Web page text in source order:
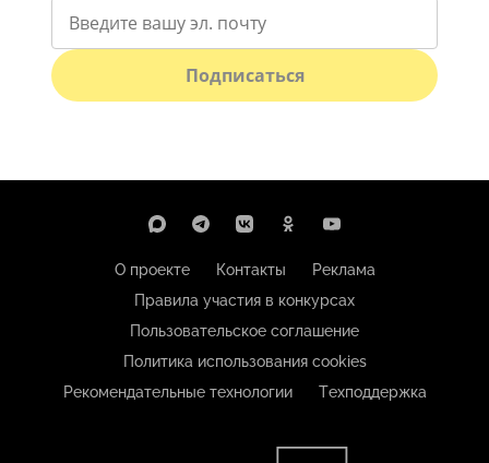
Подписаться
О проекте Контакты
Реклама
Правила участия в конкурсах
Пользовательское соглашение
Политика использования cookies
Рекомендательные технологии
Техподдержка